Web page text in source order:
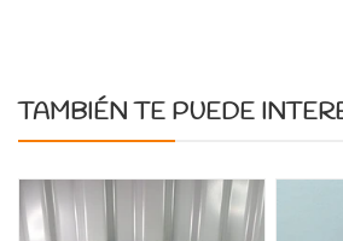
TAMBIÉN TE PUEDE